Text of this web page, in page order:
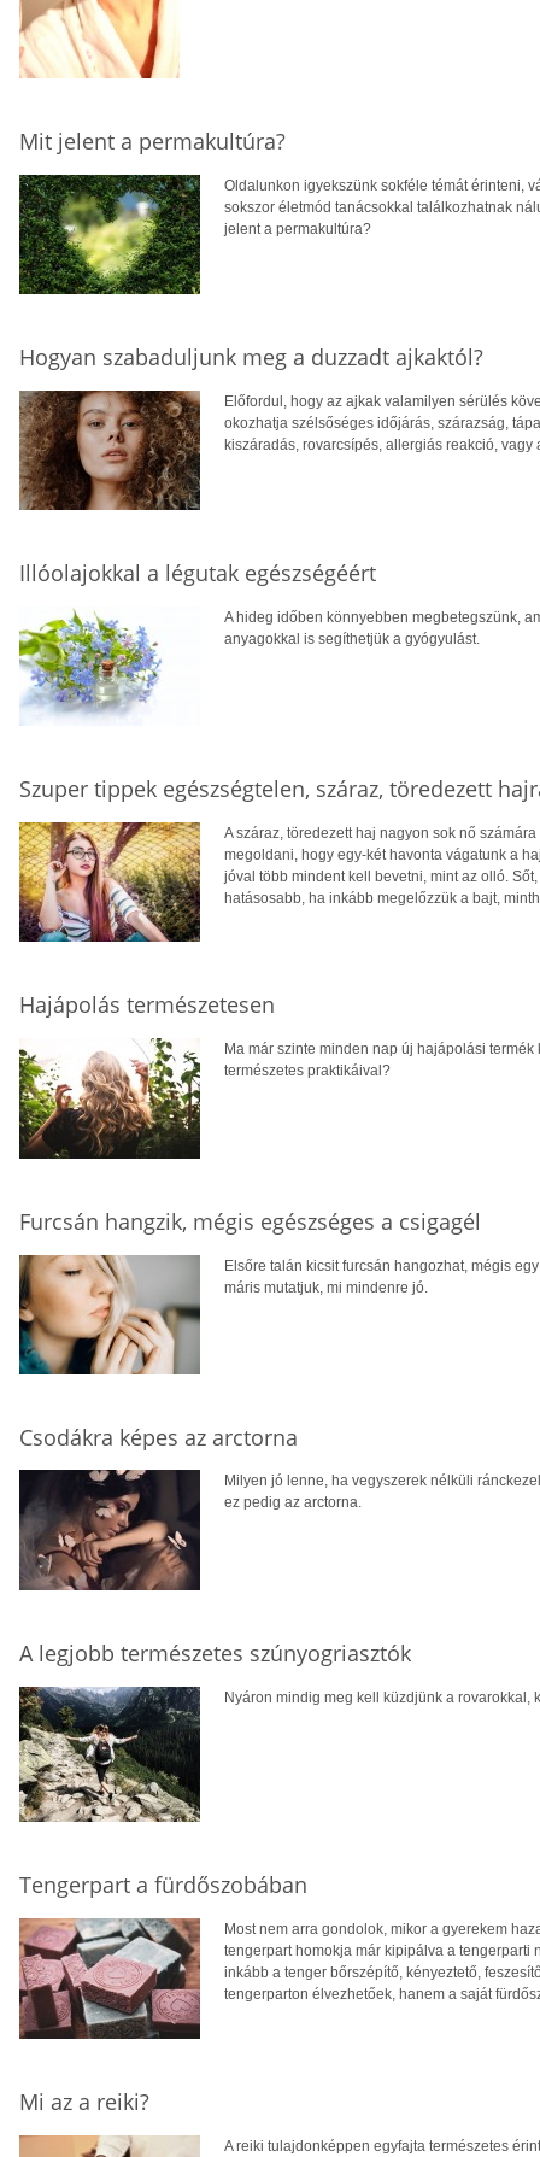
Mit jelent a permakultúra?
Oldalunkon igyekszünk sokféle témát érinteni,
sokszor életmód tanácsokkal találkozhatnak
jelent a permakultúra?
Hogyan szabaduljunk meg a duzzadt ajkaktól?
Előfordul, hogy az ajkak valamilyen sérülés
okozhatja szélsőséges időjárás, szárazság,
kiszáradás, rovarcsípés, allergiás reakció,
Illóolajokkal a légutak egészségéért
A hideg időben könnyebben megbetegszünk,
anyagokkal is segíthetjük a gyógyulást.
Szuper tippek egészségtelen, száraz, töredezett
A száraz, töredezett haj nagyon sok nő
megoldani, hogy egy-két havonta vágatunk a
jóval több mindent kell bevetni, mint az olló.
hatásosabb, ha inkább megelőzzük a bajt,
Hajápolás természetesen
Ma már szinte minden nap új hajápolási
természetes praktikáival?
Furcsán hangzik, mégis egészséges a csigagél
Elsőre talán kicsit furcsán hangozhat, mégis
máris mutatjuk, mi mindenre jó.
Csodákra képes az arctorna
Milyen jó lenne, ha vegyszerek nélküli
ez pedig az arctorna.
A legjobb természetes szúnyogriasztók
Nyáron mindig meg kell küzdjünk a
Tengerpart a fürdőszobában
Most nem arra gondolok, mikor a gyerekem
tengerpart homokja már kipipálva a tengerparti
inkább a tenger bőrszépítő, kényeztető,
tengerparton élvezhetőek, hanem a saját
Mi az a reiki?
A reiki tulajdonképpen egyfajta természetes